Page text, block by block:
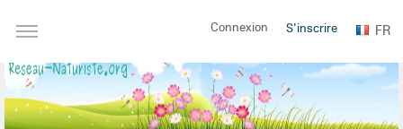
Connexion S'inscrire FR